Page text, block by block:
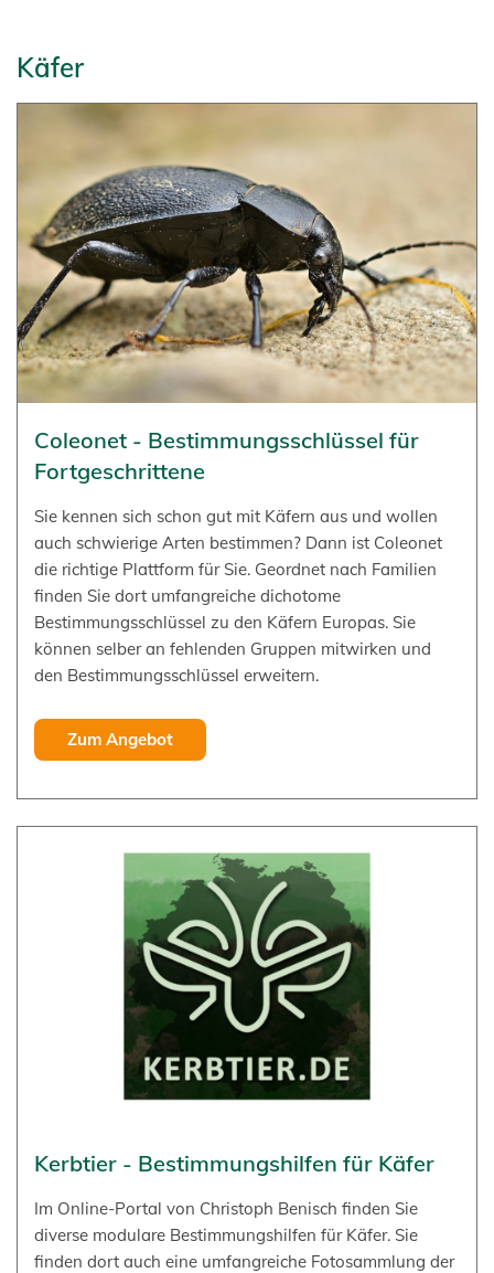
Käfer
Coleonet - Bestimmungsschlüssel für
Fortgeschrittene
Sie kennen sich schon gut mit Käfern aus und wollen
auch schwierige Arten bestimmen? Dann ist Coleonet
die richtige Plattform für Sie. Geordnet nach Familien
finden Sie dort umfangreiche dichotome
Bestimmungsschlüssel zu den Käfern Europas. Sie
können selber an fehlenden Gruppen mitwirken und
den Bestimmungsschlüssel erweitern.
Zum Angebot
Kerbtier - Bestimmungshilfen für Käfer
Im Online-Portal von Christoph Benisch finden Sie
diverse modulare Bestimmungshilfen für Käfer. Sie
finden dort auch eine umfangreiche Fotosammlung der